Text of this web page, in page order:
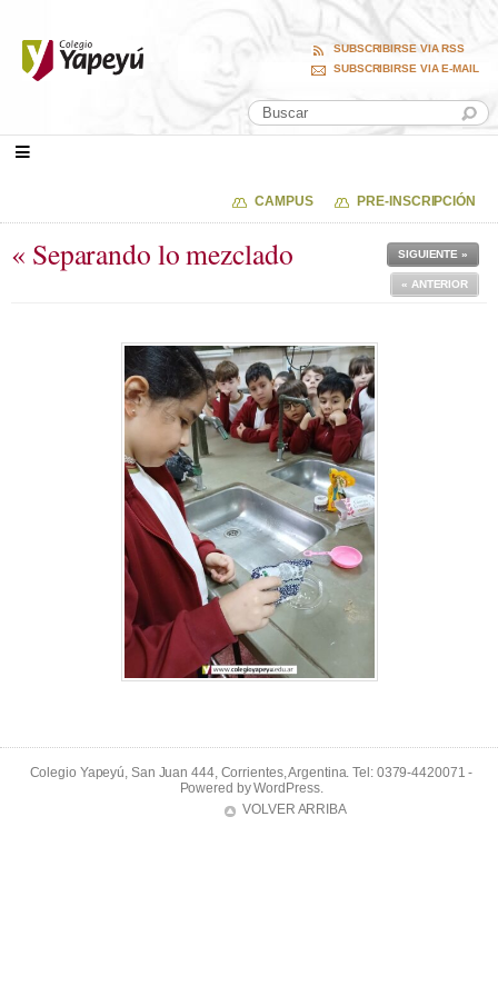
SUBSCRIBIRSE VIA RSS
SUBSCRIBIRSE VIA E-MAIL
CAMPUS PRE-INSCRIPCIÓN
« Separando lo mezclado SIGUIENTE »
« ANTERIOR
Colegio Yapeyú, San Juan 444, Corrientes, Argentina. Tel: 0379-4420071 -
Powered byWordPress.
VOLVER ARRIBA